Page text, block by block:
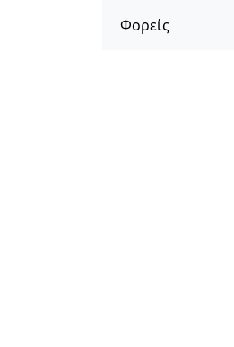
Φορείς